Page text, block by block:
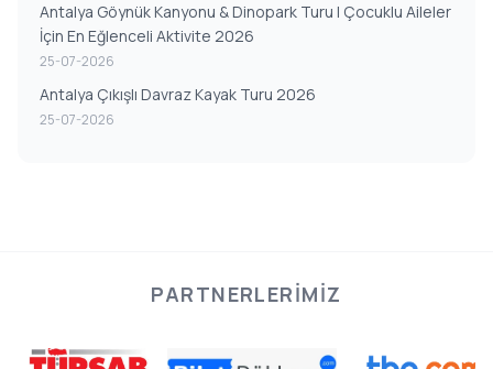
Antalya Göynük Kanyonu & Dinopark Turu | Çocuklu Aileler
İçin En Eğlenceli Aktivite 2026
25-07-2026
Antalya Çıkışlı Davraz Kayak Turu 2026
25-07-2026
PARTNERLERIMIZ